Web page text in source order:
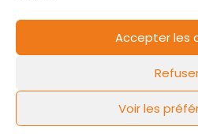
Accepter les
Voir les
Mentions légales
FLOW44